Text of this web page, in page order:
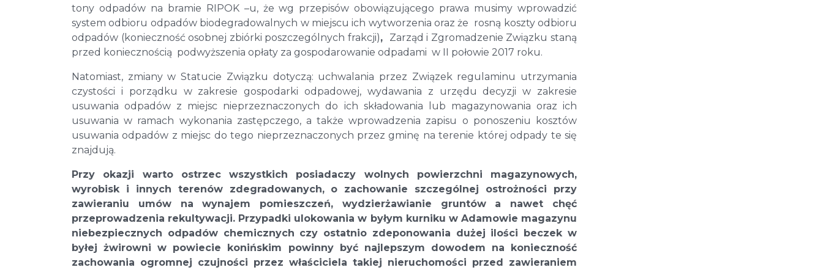
tony odpadów na bramie RIPOK –u, że wg przepisów obowiązującego prawa musimy wprowadzić
system odbioru odpadów biodegradowalnych w miejscu ich wytworzenia oraz że rosną koszty odbioru
odpadów (konieczność osobnej zbiórki poszczególnych frakcji), Zarząd i Zgromadzenie Związku staną
przed koniecznością podwyższenia opłaty za gospodarowanie odpadami w II połowie 2017 roku.
Natomiast, zmiany w Statucie Związku dotyczą: uchwalania przez Związek regulaminu utrzymania
czystości i porządku w zakresie gospodarki odpadowej, wydawania z urzędu decyzji w zakresie
usuwania odpadów z miejsc nieprzeznaczonych do ich składowania lub magazynowania oraz ich
usuwania w ramach wykonania zastępczego, a także wprowadzenia zapisu o ponoszeniu kosztów
usuwania odpadów z miejsc do tego nieprzeznaczonych przez gminę na terenie której odpady te się
znajdują.
Przy okazji warto ostrzec wszystkich posiadaczy wolnych powierzchni magazynowych,
wyrobisk i innych terenów zdegradowanych, o zachowanie szczególnej ostrożności przy
zawieraniu umów na wynajem pomieszczeń, wydzierżawianie gruntów a nawet chęć
przeprowadzenia rekultywacji. Przypadki ulokowania w byłym kurniku w Adamowie magazynu
niebezpiecznych odpadów chemicznych czy ostatnio zdeponowania dużej ilości beczek w
byłej żwirowni w powiecie konińskim powinny być najlepszym dowodem na konieczność
zachowania ogromnej czujności przez właściciela takiej nieruchomości przed zawieraniem